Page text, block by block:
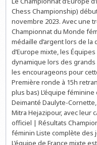
Chess Championship)
novembre 2023. Avec une
Championnat du Monde
médaille d’argent lors de
d’Europe mixte, les
dynamique lors des
les encourageons pour
Première ronde à 15h
plus bas) L’équipe
Deimanté Daulyte-
Mitra Hejazipour, avec leur
officiel | Résultats
féminin Liste complète
L’équipe de France mixte